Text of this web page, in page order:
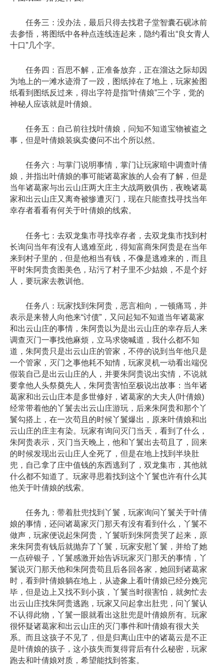
任务三：没办法，最后只得去找君子堂智囊石砚冰前
去参悟，将图纸中各种点连线连起来，隐约看出“良女青人
十口”几个字。
任务四：百思不解，正准备放弃，正在溜达之际却因
为地上的一滩水迹滑了一跤，图纸掉在了地上，玩家捡图
纸看到图纸反过来，得出字符是指“叶倩娘”三个字，觉的
神秘人应该就是叶倩娘。
任务五：自己前往找叶倩娘，问知不知道宝物被盗之
事，但是叶倩娘装疯卖傻问不出个所以然。
任务六：与掌门说明事情，掌门让玩家暗中调查叶倩
娘，并指出叶倩娘的事可能诸葛家族的人会有了解，但是
当年诸葛家与出云山庄两大庄主大战两败俱伤，夜晚诸葛
家和出云山庄又离奇被惨遭灭门，现在只能查找寻找当年
幸存者看看有何关于叶倩娘的线索。
任务七：去双龙集市寻找幸存者，去双龙集市找到村
长询问当年有没有人逃难至此，得知富商朱阿贵是在当年
来到村子里的，但是他相当有钱，不像是逃难来的，而且
平时朱阿贵贪图美色，玷污了村子里不少姑娘，不是个好
人，要玩家去教训他。
任务八：玩家找到朱阿贵，恶言相向，一顿痛骂，并
表示是来替人向他来“讨债”，又问起知不知道当年诸葛家
和出云山庄的事情，朱阿贵以为是出云山庄的幸存后人来
调查灭门一事找他麻烦，立马求饶喊道，我什么都不知
道，朱阿贵只是出云山庄的管家，不停的说到当年他只是
一个管家，灭门之事他耗不知情，玩家灵机一动看出端倪
假装自己是出云山庄的人，并要朱阿贵说出实情，不说就
要拿他人头祭奠先人，朱阿贵害怕至极说出故事：当年诸
葛家和出云山庄本是多世修好，诸葛家的大夫人(叶倩娘)
经常带着他的丫鬟去出云山庄游玩，后来朱阿贵和那个丫
鬟勾搭上，在一次苟且的时候丫鬟爆出，原来叶倩娘和出
云山庄的庄主有染。玩家有询问灭门当天，看到了什么，
朱阿贵表示，灭门当天晚上，他和丫鬟出去苟且了，回来
的时候发现出云山庄人全死了，但是在地上找到半块肚
兜，自己拿了庄中值钱的东西逃到了，双龙集市，其他就
什么都不知道了。玩家寻思着找到这个丫鬟也许有什么其
他关于叶倩娘的线索。
任务九：带着肚兜找到丫鬟，玩家询问丫鬟关于叶倩
娘的事情，还问诸葛家灭门那天有没有看到什么，丫鬟不
做声，玩家便说起朱阿贵，丫鬟听到朱阿贵哭了起来，原
来朱阿贵有钱后就抛弃了丫鬟，玩家安慰丫鬟，并给了她
一点碎银子，丫鬟感激开始告诉玩家灭门那天的事情，丫
鬟说灭门那天他和朱阿贵苟且后各回各家，她回到诸葛家
时，看到叶倩娘躺在地上，从迹象上看叶倩娘已经分娩完
毕，但是边上又找不到小孩，丫鬟当时很害怕，就匆忙去
出云山庄找朱阿贵逃跑，玩家又问起拿出肚兜，问丫鬟认
不认得此物，丫鬟一眼就看出这肚兜是叶倩娘所有。玩家
很怀疑诸葛家和出云山庄的灭门事件和叶倩娘有很大关
系。而且这孩子不见了，但是归离山庄中的诸葛云是不正
是叶倩娘的孩子，这小孩失而复得背后有什么秘密，玩家
跑去和叶倩娘对质，希望能找到答案。